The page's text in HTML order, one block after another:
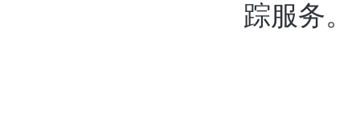
踪服务。